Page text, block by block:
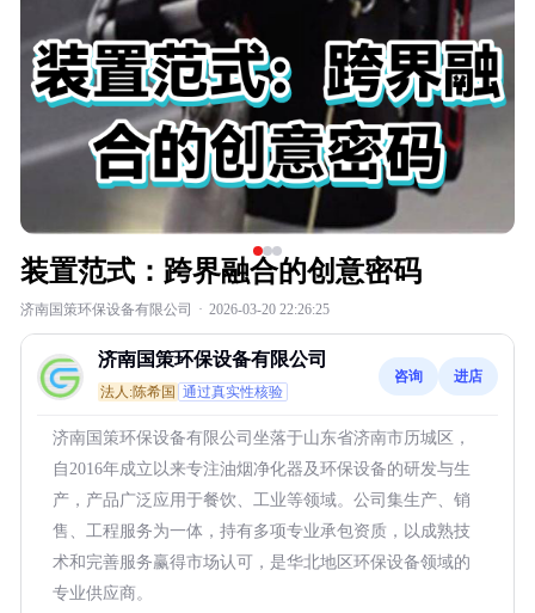
装置范式：跨界融合的创意密码
济南国策环保设备有限公司 · 2026-03-20 22:26:25
济南国策环保设备有限公司
法人:陈希国 通过真实性核验
咨询 进店
济南国策环保设备有限公司坐落于山东省济南市历城区，
自2016年成立以来专注油烟净化器及环保设备的研发与生
产，产品广泛应用于餐饮、工业等领域。公司集生产、销
售、工程服务为一体，持有多项专业承包资质，以成熟技
术和完善服务赢得市场认可，是华北地区环保设备领域的
专业供应商。